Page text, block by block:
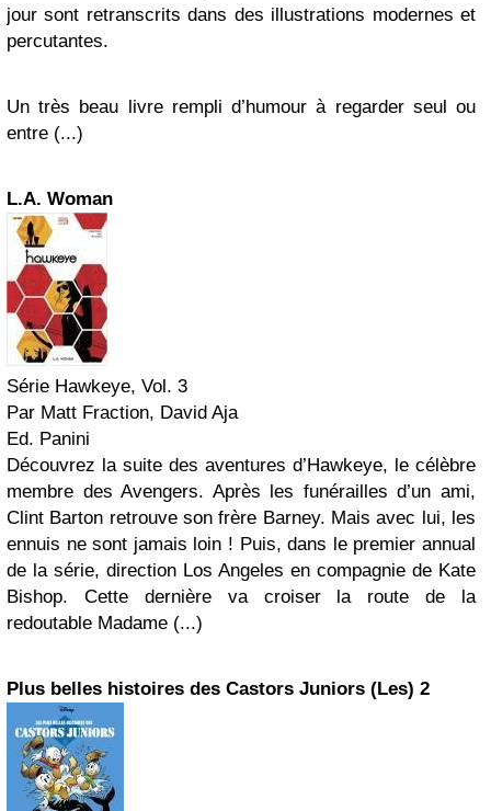
jour sont retranscrits dans des illustrations modernes et
percutantes.
Un très beau livre rempli d’humour à regarder seul ou
entre (...)
L.A. Woman
Série Hawkeye, Vol. 3
Par Matt Fraction, David Aja
Ed. Panini
Découvrez la suite des aventures d’Hawkeye, le célèbre
membre des Avengers. Après les funérailles d’un ami,
Clint Barton retrouve son frère Barney. Mais avec lui, les
ennuis ne sont jamais loin ! Puis, dans le premier annual
de la série, direction Los Angeles en compagnie de Kate
Bishop. Cette dernière va croiser la route de la
redoutable Madame (...)
Plus belles histoires des Castors Juniors (Les) 2